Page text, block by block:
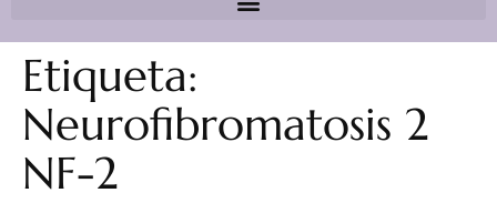
Etiqueta:
Neurofibromatosis 2
NF-2